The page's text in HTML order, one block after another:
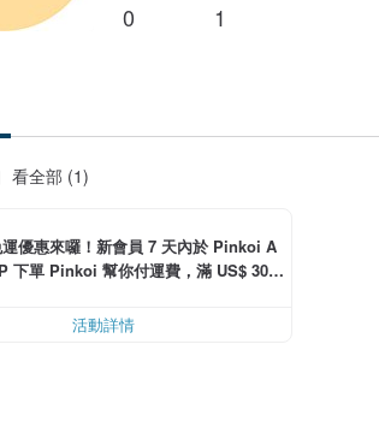
0 1
看全部 (1)
優惠來囉！新會員 7 天內於 Pinkoi A
下單 Pinkoi 幫你付運費，滿 US$ 30.0
活動詳情